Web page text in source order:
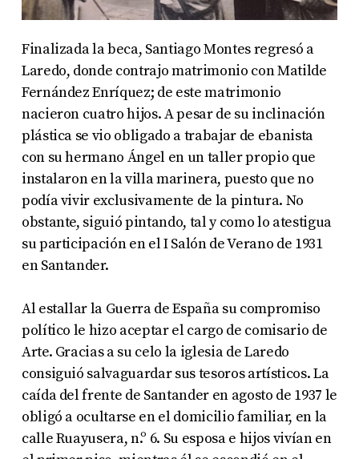
Finalizada la beca, Santiago Montes regresó a
Laredo, donde contrajo matrimonio con Matilde
Fernández Enríquez; de este matrimonio
nacieron cuatro hijos. A pesar de su inclinación
plástica se vio obligado a trabajar de ebanista
con su hermano Ángel en un taller propio que
instalaron en la villa marinera, puesto que no
podía vivir exclusivamente de la pintura. No
obstante, siguió pintando, tal y como lo atestigua
su participación en el I Salón de Verano de 1931
en Santander.
Al estallar la Guerra de España su compromiso
político le hizo aceptar el cargo de comisario de
Arte. Gracias a su celo la iglesia de Laredo
consiguió salvaguardar sus tesoros artísticos. La
caída del frente de Santander en agosto de 1937 le
obligó a ocultarse en el domicilio familiar, en la
calle Ruayusera, n.º 6. Su esposa e hijos vivían en